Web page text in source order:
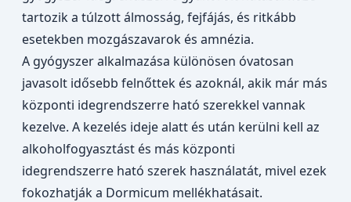
tartozik a túlzott álmosság, fejfájás, és ritkább
esetekben mozgászavarok és amnézia.
A gyógyszer alkalmazása különösen óvatosan
javasolt idősebb felnőttek és azoknál, akik már más
központi idegrendszerre ható szerekkel vannak
kezelve. A kezelés ideje alatt és után kerülni kell az
alkoholfogyasztást és más központi
idegrendszerre ható szerek használatát, mivel ezek
fokozhatják a Dormicum mellékhatásait.